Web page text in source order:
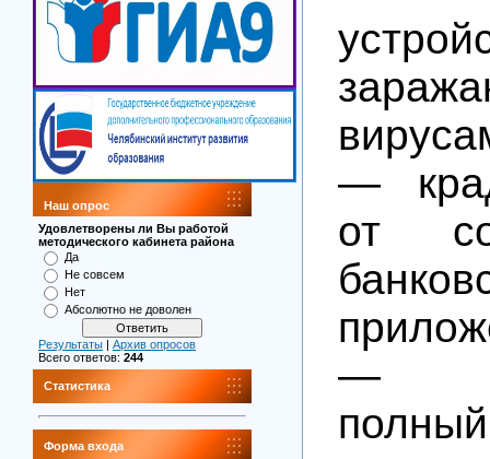
Наш опрос
Удовлетворены ли Вы работой
методического кабинета района
Да
Не совсем
Нет
Абсолютно не доволен
Результаты
Архив опросов
Всего ответов: 244
Статистика
Форма входа
—
от
—